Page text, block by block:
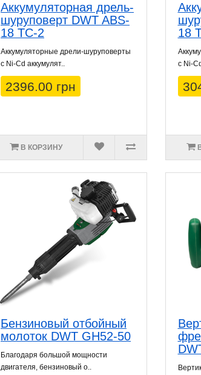
Аккумуляторная дрель-
шуруповерт DWT ABS-
18 TC-2
Аккумуляторные дрели-шуруповерты
с Ni-Cd аккумулят..
2396.00 грн
В КОРЗИНУ
18
с Ni-
Бензиновый отбойный
молоток DWT GH52-50
Благодаря большой мощности
двигателя, бензиновый о..